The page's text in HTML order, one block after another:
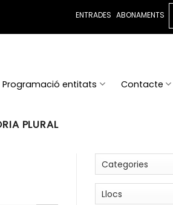
ENTRADES ABONAMENTS
Programació entitats Contacte
PLURAL